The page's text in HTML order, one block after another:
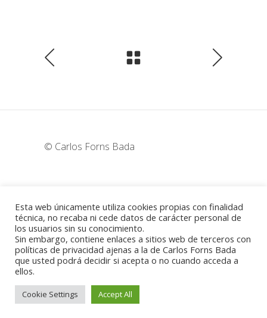
© Carlos Forns Bada
Madrid - España
Esta web únicamente utiliza cookies propias con finalidad
técnica, no recaba ni cede datos de carácter personal de
los usuarios sin su conocimiento.
Sin embargo, contiene enlaces a sitios web de terceros con
políticas de privacidad ajenas a la de Carlos Forns Bada
que usted podrá decidir si acepta o no cuando acceda a
ellos.
Cookie Settings Accept All